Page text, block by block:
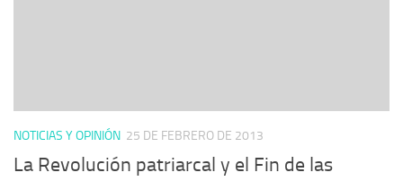
NOTICIAS Y OPINIÓN 25 DE FEBRERO DE 2013
La Revolución patriarcal y el Fin de las